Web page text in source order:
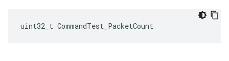
uint32_t CommandTest_PacketCount